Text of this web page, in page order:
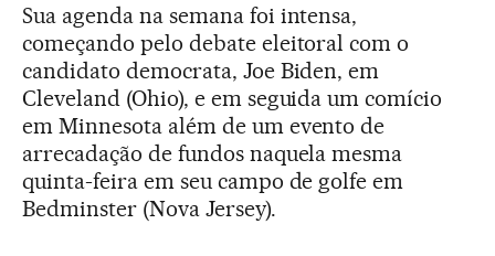
Sua agenda na semana foi intensa,
começando pelo debate eleitoral com o
candidato democrata, Joe Biden, em
Cleveland (Ohio), e em seguida um comício
em Minnesota além de um evento de
arrecadação de fundos naquela mesma
quinta-feira em seu campo de golfe em
Bedminster (Nova Jersey).